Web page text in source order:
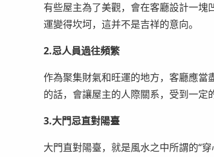
有些屋主為了美觀，會在客廳設計一塊
運變得坎坷，這并不是吉祥的意向。
2.忌人員過往頻繁
作為聚集財氣和旺運的地方，客廳應當
的話，會讓屋主的人際關系，受到一定
3.大門忌直對陽臺
大門直對陽臺，就是風水之中所謂的“